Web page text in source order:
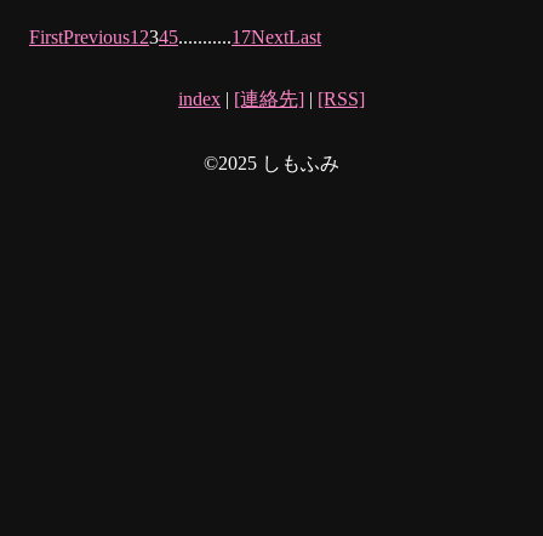
FirstPrevious1 2345...........17NextLast
index | [連絡先] | [RSS]
©2025 しもふみ